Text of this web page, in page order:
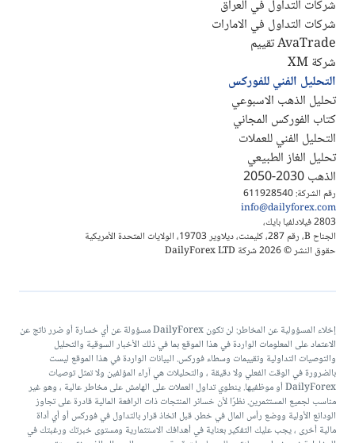
رقم الشركة: 611928540
info@dailyforex.com
2803 فيلادلفيا بايك،
الجناح B، رقم 287، كليمنت، ديلاوير 19703، الولايات المتحدة الأمريكية
حقوق النشر © 2026 شركة DailyForex LTD
شركات التداول في العراق
شركات التداول في الامارات
AvaTrade تقييم
شركة XM
التحليل الفني للفوركس
تحليل الذهب الاسبوعي
كتاب الفوركس المجاني
التحليل الفني للعملات
تحليل الغاز الطبيعي
الذهب 2030-2050
إخلاء المسؤولية عن المخاطر: لن تكون DailyForex مسؤولة عن أي خسارة أو ضرر ناتج عن
الاعتماد على المعلومات الواردة في هذا الموقع بما في ذلك الأخبار السوقية والتحليل
والتوصيات التداولية وتقييمات وسطاء فوركس. البيانات الواردة في هذا الموقع ليست
بالضرورة في الوقت الفعلي ولا دقيقة ، والتحليلات هي آراء المؤلفين ولا تمثل توصيات
DailyForex أو موظفيها. ينطوي تداول العملات على الهامش على مخاطر عالية ، وهو غير
مناسب لجميع المستثمرين. نظرًا لأن خسائر المنتجات ذات الرافعة المالية قادرة على تجاوز
الودائع الأولية ووضع رأس المال في خطر. قبل اتخاذ قرار بالتداول في فوركس أو أي أداة
مالية أخرى ، يجب عليك التفكير بعناية في أهدافك الاستثمارية ومستوى خبرتك ورغبتك في